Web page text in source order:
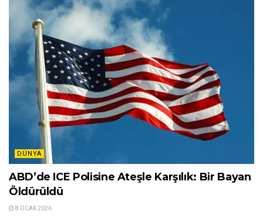
DÜNYA
ABD’de ICE Polisine Ateşle Karşılık: Bir Bayan
Öldürüldü
8 OCAK 2026